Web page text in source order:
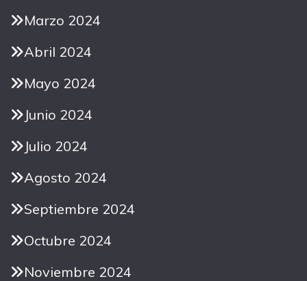
Marzo 2024
Abril 2024
Mayo 2024
Junio 2024
Julio 2024
Agosto 2024
Septiembre 2024
Octubre 2024
Noviembre 2024